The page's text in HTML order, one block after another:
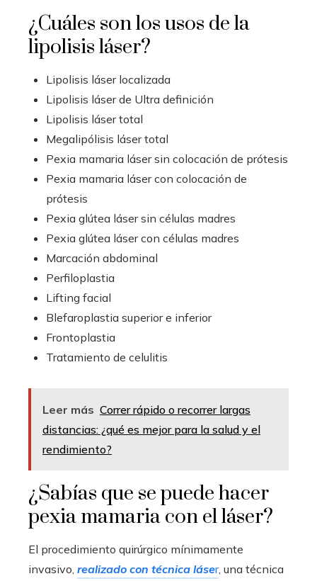
¿Cuáles son los usos de la
lipolisis láser?
Lipolisis láser localizada
Lipolisis láser de Ultra definición
Lipolisis láser total
Megalipólisis láser total
Pexia mamaria láser sin colocación de prótesis
Pexia mamaria láser con colocación de
prótesis
Pexia glútea láser sin células madres
Pexia glútea láser con células madres
Marcación abdominal
Perfiloplastia
Lifting facial
Blefaroplastia superior e inferior
Frontoplastia
Tratamiento de celulitis
Leer más Correr rápido o recorrer largas
distancias: ¿qué es mejor para la salud y el
rendimiento?
¿Sabías que se puede hacer
pexia mamaria con el láser?
El procedimiento quirúrgico mínimamente
invasivo, realizado con técnica láser, una técnica